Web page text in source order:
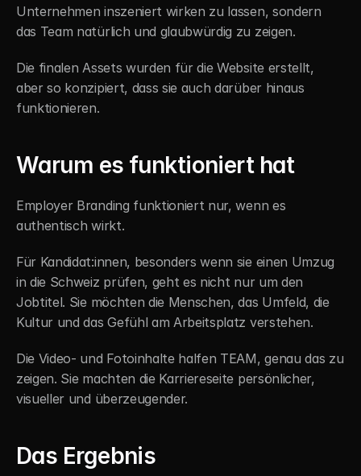
Unternehmen inszeniert wirken zu lassen, sondern
das Team natürlich und glaubwürdig zu zeigen.
Die finalen Assets wurden für die Website erstellt,
aber so konzipiert, dass sie auch darüber hinaus
funktionieren.
Warum es funktioniert hat
Employer Branding funktioniert nur, wenn es
authentisch wirkt.
Für Kandidat:innen, besonders wenn sie einen Umzug
in die Schweiz prüfen, geht es nicht nur um den
Jobtitel. Sie möchten die Menschen, das Umfeld, die
Kultur und das Gefühl am Arbeitsplatz verstehen.
Die Video- und Fotoinhalte halfen TEAM, genau das zu
zeigen. Sie machten die Karriereseite persönlicher,
visueller und überzeugender.
Das Ergebnis